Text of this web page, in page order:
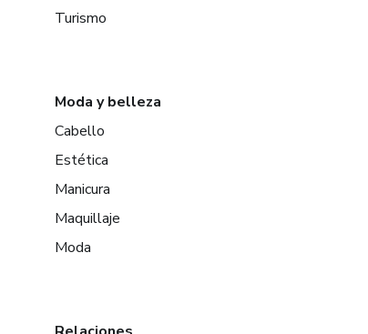
Turismo
Moda y belleza
Cabello
Estética
Manicura
Maquillaje
Moda